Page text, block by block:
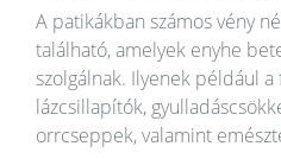
A patikákban számos vény
található, amelyek enyhe
szolgálnak. Ilyenek például
lázcsillapítók,
orrcseppek, valamint